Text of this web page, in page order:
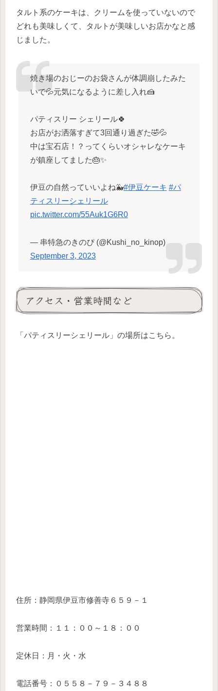
タルト系のケーキは、クリームを使っていないので
どれも美味しくて、タルトが美味しいお店かなと感
じました。
焼き場のおじーのお袋さんが体調崩したみた
いで💦元気になるように差し入れ🍰
パティスリー シェリール🍀
お店がお洒落すぎて3回通り過ぎた🤣💦
中は宝石店！？ってくらいオシャレなケーキ
が鎮座してました🎂✨
伊豆の自然っていいよね🐳#伊豆ケーキ #パ
ティスリーシェリール
pic.twitter.com/55Auk1G6R0
— 串特急のきのぴ (@Kushi_no_kinop)
September 3, 2023
アクセス・営業時間など
「パティスリーシェリール」の場所はこちら。
住所：静岡県伊豆市修善寺６５９－１
営業時間：１１：００～１８：００
定休日：月・火・水
電話番号：０５５８－７９－３４８８